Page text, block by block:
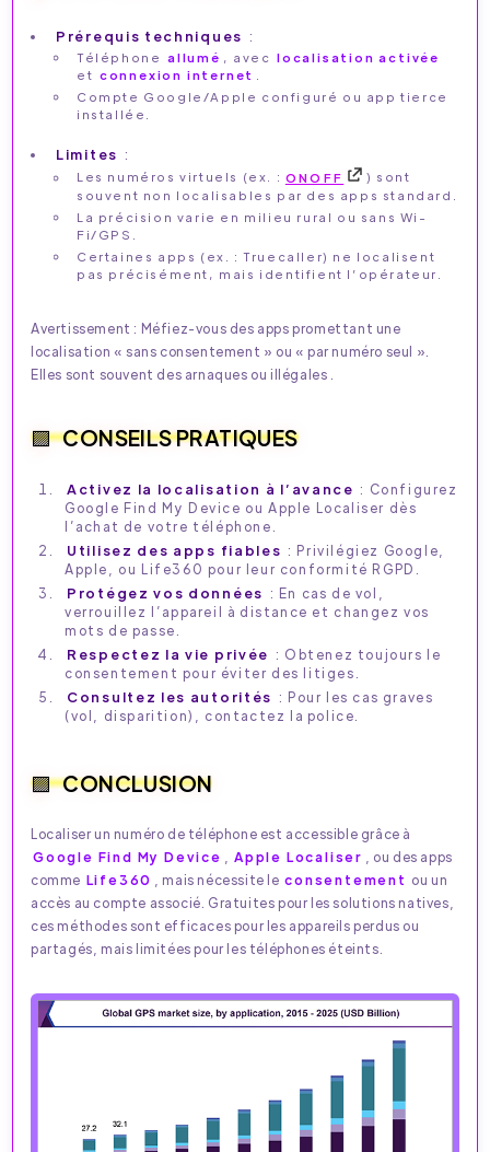
Prérequis techniques :
Téléphone allumé , avec localisation activée
et connexion internet
Compte Google/Apple configuré ou app tierce
installée.
Limites :
Les numéros virtuels (ex. : ONOFF
) sont
souvent non localisables par des apps standard.
La précision varie en milieu rural ou sans Wi-
Fi/GPS.
Certaines apps (ex. : Truecaller) ne localisent
pas précisément, mais identifient l’opérateur.
Avertissement : Méfiez-vous des apps promettant une
localisation « sans consentement » ou « par numéro seul ».
Elles sont souvent des arnaques ou illégales .
CONSEILS PRATIQUES
Activez la localisation à l’avance : Configurez
Google Find My Device ou Apple Localiser dès
l’achat de votre téléphone.
Utilisez des apps fiables : Privilégiez Google,
Apple, ou Life360 pour leur conformité RGPD.
Protégez vos données : En cas de vol,
verrouillez l’appareil à distance et changez vos
mots de passe.
Respectez la vie privée : Obtenez toujours le
consentement pour éviter des litiges.
Consultez les autorités : Pour les cas graves
(vol, disparition), contactez la police.
CONCLUSION
Localiser un numéro de téléphone est accessible grâce à
Google Find My Device
Apple Localiser
, ou des apps
comme Life360 , mais nécessite le consentement ou un
accès au compte associé. Gratuites pour les solutions natives,
ces méthodes sont efficaces pour les appareils perdus ou
partagés, mais limitées pour les téléphones éteints.